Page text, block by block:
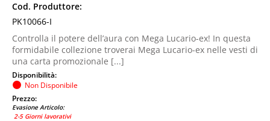
Cod. Produttore:
PK10066-I
Controlla il potere dell’aura con Mega Lucario-ex! In questa
formidabile collezione troverai Mega Lucario-ex nelle vesti di
una carta promozionale [...]
Disponibilità:
Non Disponibile
Prezzo:
Evasione Articolo:
2-5 Giorni lavorativi